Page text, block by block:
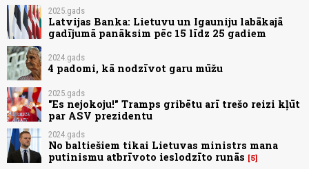
2025.gads
Latvijas Banka: Lietuvu un Igauniju labākajā
gadījumā panāksim pēc 15 līdz 25 gadiem
2024.gads
4 padomi, kā nodzīvot garu mūžu
2025.gads
"Es nejokoju!" Tramps gribētu arī trešo reizi kļūt
par ASV prezidentu
2024.gads
No baltiešiem tikai Lietuvas ministrs mana
putinismu atbrīvoto ieslodzīto runās
5